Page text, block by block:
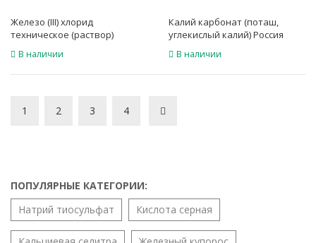
Железо (III) хлорид
техническое (раствор)
В наличии
Калий карбонат (поташ,
углекислый калий) Россия
В наличии
1 2 3 4
ПОПУЛЯРНЫЕ КАТЕГОРИИ:
Натрий тиосульфат
Кислота серная